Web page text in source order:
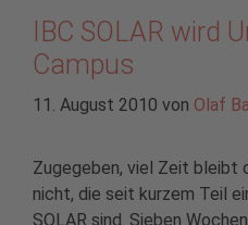
IBC SOLAR wird
Campus
11. August 2010 von Olaf
Zugegeben, viel Zeit bleibt
nicht, die seit kurzem Teil
SOLAR sind. Sieben